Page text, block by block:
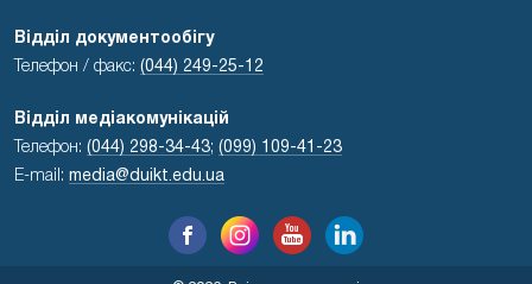
Відділ документообігу
Телефон / факс: (044) 249-25-12
Відділ медіакомунікацій
Телефон: (044) 298-34-43; (099) 109-41-23
E-mail: media@duikt.edu.ua